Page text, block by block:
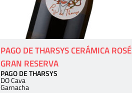
PAGO DE THARSYS CERÁMICA ROSÉ
GRAN RESERVA
PAGO DE THARSYS
DO Cava
Garnacha